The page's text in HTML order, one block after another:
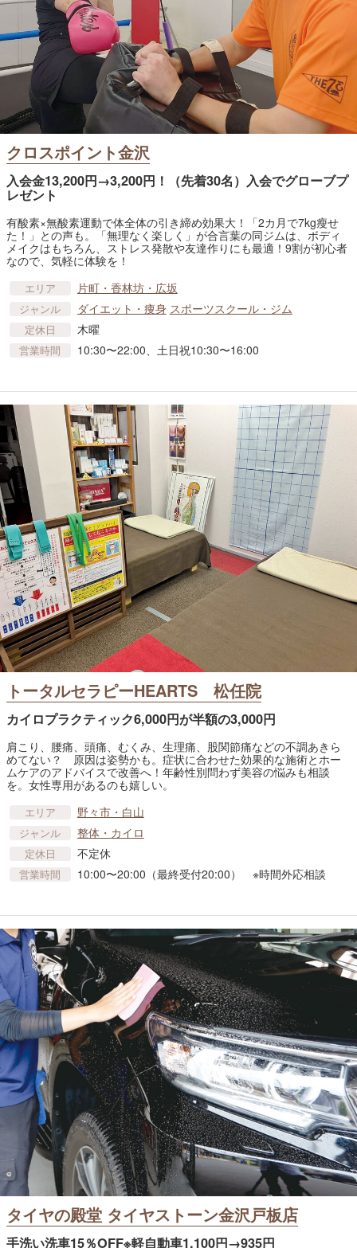
クロスポイント金沢
入会金13,200円→3,200円！（先着30名）入会でグローブプ
レゼント
有酸素×無酸素運動で体全体の引き締め効果大！「2カ月で7kg瘦せ
た！」との声も。「無理なく楽しく」が合言葉の同ジムは、ボディ
メイクはもちろん、ストレス発散や友達作りにも最適！9割が初心者
なので、気軽に体験を！
エリア 片町・香林坊・広坂
ジャンル ダイエット・痩身 スポーツスクール・ジム
定休日 木曜
営業時間 10:30〜22:00、土日祝10:30〜16:00
トータルセラピーHEARTS 松任院
カイロプラクティック6,000円が半額の3,000円
肩こり、腰痛、頭痛、むくみ、生理痛、股関節痛などの不調あきら
めてない？ 原因は姿勢かも。症状に合わせた効果的な施術とホー
ムケアのアドバイスで改善へ！年齢性別問わず美容の悩みも相談
を。女性専用があるのも嬉しい。
エリア 野々市・白山
ジャンル 整体・カイロ
定休日 不定休
営業時間 10:00〜20:00（最終受付20:00） ※時間外応相談
タイヤの殿堂 タイヤストーン金沢戸板店
手洗い洗車15％OFF※軽自動車1,100円→935円